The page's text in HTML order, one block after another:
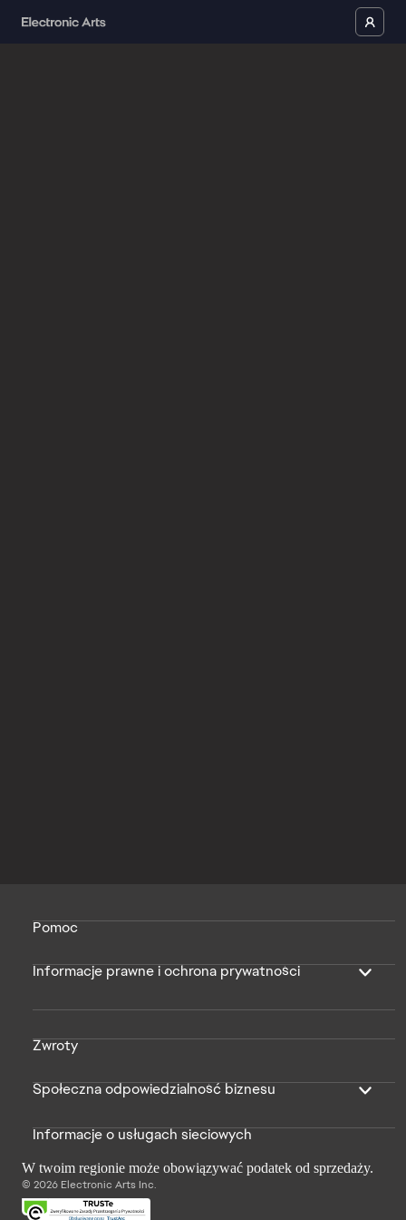
Pomoc
Informacje prawne i ochrona prywatności
Zwroty
Społeczna odpowiedzialność biznesu
Informacje o usługach sieciowych
W twoim regionie może obowiązywać podatek od sprzedaży.
© 2026 Electronic Arts Inc.